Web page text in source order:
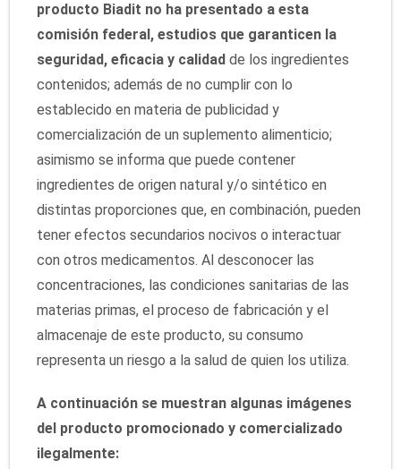
producto Biadit no ha presentado a esta
comisión federal, estudios que garanticen la
seguridad, eficacia y calidad de los ingredientes
contenidos; además de no cumplir con lo
establecido en materia de publicidad y
comercialización de un suplemento alimenticio;
asimismo se informa que puede contener
ingredientes de origen natural y/o sintético en
distintas proporciones que, en combinación, pueden
tener efectos secundarios nocivos o interactuar
con otros medicamentos. Al desconocer las
concentraciones, las condiciones sanitarias de las
materias primas, el proceso de fabricación y el
almacenaje de este producto, su consumo
representa un riesgo a la salud de quien los utiliza.
A continuación se muestran algunas imágenes
del producto promocionado y comercializado
ilegalmente: